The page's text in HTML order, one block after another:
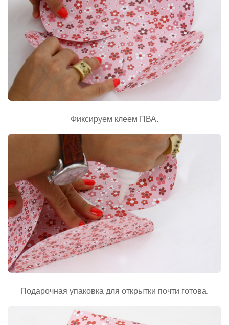
Фиксируем клеем ПВА.
Подарочная упаковка для открытки почти готова.